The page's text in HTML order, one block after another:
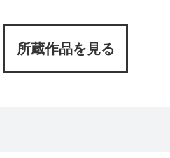
所蔵作品を見る